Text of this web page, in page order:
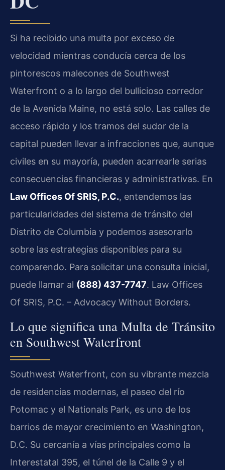
Si ha recibido una multa por exceso de
velocidad mientras conducía cerca de los
pintorescos malecones de Southwest
Waterfront o a lo largo del bullicioso corredor
de la Avenida Maine, no está solo. Las calles de
acceso rápido y los tramos del sudor de la
capital pueden llevar a infracciones que, aunque
civiles en su mayoría, pueden acarrearle serias
consecuencias financieras y administrativas. En
Law Offices Of SRIS, P.C., entendemos las
particularidades del sistema de tránsito del
Distrito de Columbia y podemos asesorarlo
sobre las estrategias disponibles para su
comparendo. Para solicitar una consulta inicial,
puede llamar al (888) 437-7747. Law Offices
Of SRIS, P.C. – Advocacy Without Borders.
Lo que significa una Multa de Tránsito
en Southwest Waterfront
Southwest Waterfront, con su vibrante mezcla
de residencias modernas, el paseo del río
Potomac y el Nationals Park, es uno de los
barrios de mayor crecimiento en Washington,
D.C. Su cercanía a vías principales como la
Interestatal 395, el túnel de la Calle 9 y el